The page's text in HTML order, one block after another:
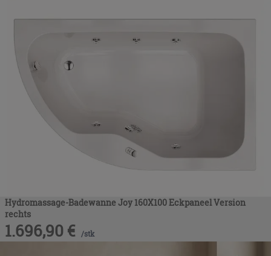
Hydromassage-Badewanne Joy 160X100 Eckpaneel Version
rechts
1.696,90 € /stk